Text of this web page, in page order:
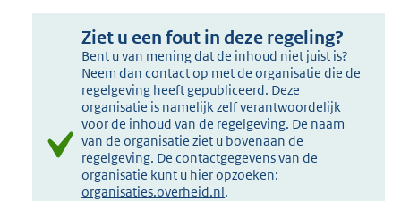
Ziet u een fout in deze regeling?
Bent u van mening dat de inhoud niet juist is?
Neem dan contact op met de organisatie die de
regelgeving heeft gepubliceerd. Deze
organisatie is namelijk zelf verantwoordelijk
voor de inhoud van de regelgeving. De naam
van de organisatie ziet u bovenaan de
regelgeving. De contactgegevens van de
organisatie kunt u hier opzoeken:
organisaties.overheid.nl.